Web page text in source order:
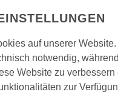
auf unserer
notwendig,
Website zu verbessern
zur